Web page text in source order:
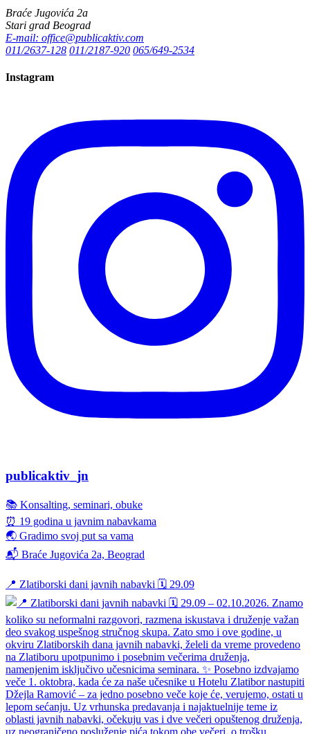
Braće Jugovića 2a
Stari grad Beograd
E-mail: office@publicaktiv.com
011/2637-128 011/2187-920 065/649-2534
Instagram
publicaktiv_jn
📚 Konsalting, seminari, obuke
⏰ 19 godina u javnim nabavkama
🌏 Gradimo svoj put sa vama
📬 Braće Jugovića 2a, Beograd
📍 Zlatiborski dani javnih nabavki 🗓️ 29.09